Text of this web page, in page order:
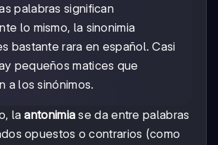
palabras significan
lo mismo, la sinonimia
bastante rara en español. Casi
pequeños matices que
a los sinónimos.
laantonimia se da entre palabras
opuestos o contrarios (como